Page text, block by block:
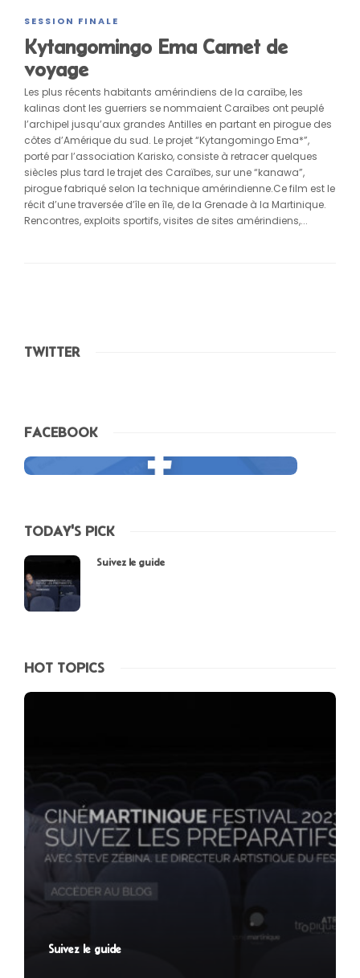
SESSION FINALE
Kytangomingo Ema Carnet de
voyage
Les plus récents habitants amérindiens de la caraïbe, les
kalinas dont les guerriers se nommaient Caraïbes ont peuplé
l’archipel jusqu’aux grandes Antilles en partant en pirogue des
côtes d’Amérique du sud. Le projet “Kytangomingo Ema*”,
porté par l’association Karisko, consiste à retracer quelques
siècles plus tard le trajet des Caraïbes, sur une “kanawa”,
pirogue fabriqué selon la technique amérindienne.Ce film est le
récit d’une traversée d’île en île, de la Grenade à la Martinique.
Rencontres, exploits sportifs, visites de sites amérindiens,...
TWITTER
FACEBOOK
TODAY'S PICK
Suivez le guide
HOT TOPICS
Suivez le guide